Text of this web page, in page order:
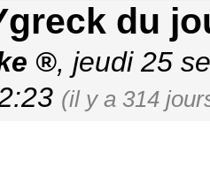
du
, jeudi 25
(il y a 314